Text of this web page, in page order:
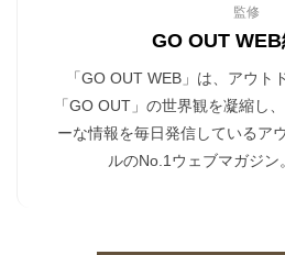
監修
GO OUT
「GO OUT WEB」は、アウト
「GO OUT」の世界観を凝縮し
ーな情報を毎日発信しているア
ルのNo.1ウェブマガジン